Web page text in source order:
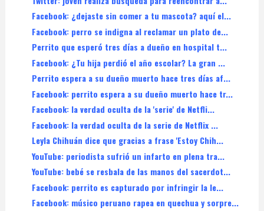
Facebook: ¿dejaste sin comer a tu mascota? aquí el...
Facebook: perro se indigna al reclamar un plato de...
Perrito que esperó tres días a dueño en hospital t...
Facebook: ¿Tu hija perdió el año escolar? La gran ...
Perrito espera a su dueño muerto hace tres días af...
Facebook: perrito espera a su dueño muerto hace tr...
Facebook: la verdad oculta de la 'serie' de Netfli...
Facebook: la verdad oculta de la serie de Netflix ...
Leyla Chihuán dice que gracias a frase 'Estoy Chih...
YouTube: periodista sufrió un infarto en plena tra...
YouTube: bebé se resbala de las manos del sacerdot...
Facebook: perrito es capturado por infringir la le...
Facebook: músico peruano rapea en quechua y sorpre...